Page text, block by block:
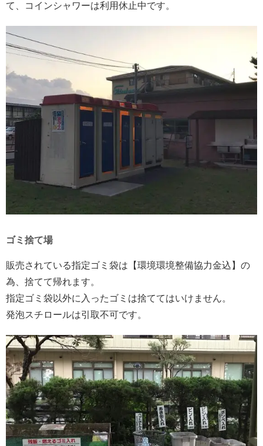
て、コインシャワーは利用休止中です。
ゴミ捨て場
販売されている指定ゴミ袋は【環境環境整備協力金込】の
為、捨てて帰れます。
指定ゴミ袋以外に入ったゴミは捨ててはいけません。
発泡スチロールは引取不可です。